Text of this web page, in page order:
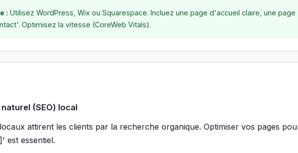
: Utilisez WordPress, Wix ou Squarespace. Incluez une page d'accueil claire, une
Optimisez la vitesse (CoreWeb Vitals).
(SEO) local
attirent les clients par la recherche organique. Optimiser vos pages
est essentiel.